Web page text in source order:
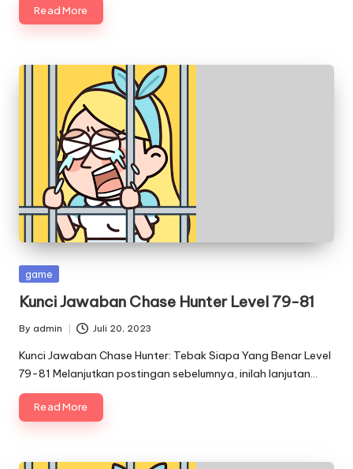
Read More
Posted
game
Kunci Jawaban Chase Hunter Level 79-81
Posted
by
By admin Juli 20, 2023
Kunci Jawaban Chase Hunter: Tebak Siapa Yang Benar Level
79-81 Melanjutkan postingan sebelumnya, inilah lanjutan…
Read More